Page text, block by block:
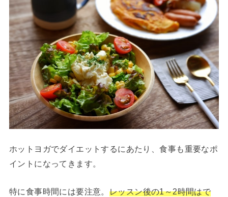
ホットヨガでダイエットするにあたり、食事も重要なポ
イントになってきます。
特に食事時間には要注意。 レッスン後の1～2時間はで